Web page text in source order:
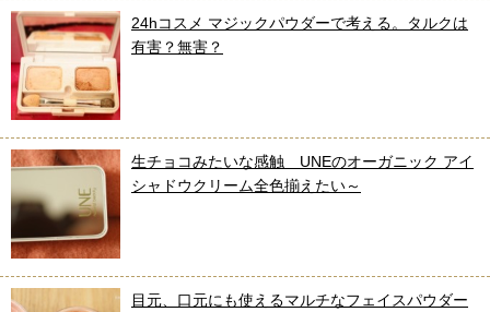
24hコスメ マジックパウダーで考える。タルクは
有害？無害？
生チョコみたいな感触 UNEのオーガニック アイ
シャドウクリーム全色揃えたい～
目元、口元にも使えるマルチなフェイスパウダー